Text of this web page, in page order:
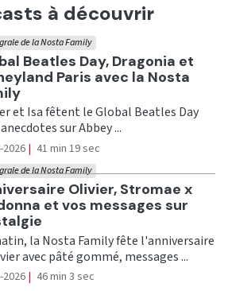
à découvrir
Beatles Day, Dragonia et
Paris avec la Nosta
de la Nosta Family
et Isa fêtent le Global Beatles Day
sur Abbey ...
2026| 41 min 19 sec
Olivier, Stromae x
et vos messages sur
de la Nosta Family
la Nosta Family fête l'anniversaire
avec pâté gommé, messages ...
2026| 46 min 3 sec